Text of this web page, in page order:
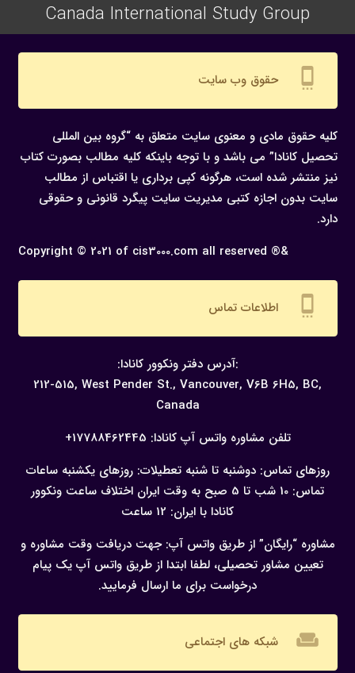
Canada International Study Group
settings_cell حقوق وب سایت
کلیه حقوق مادی و معنوی سایت متعلق به “گروه بین المللی
تحصیل کانادا” می باشد و با توجه باینکه کلیه مطالب بصورت کتاب
نیز منتشر شده است، هرگونه كپی برداری یا اقتباس از مطالب
سایت بدون اجازه كتبی مدیریت سایت پیگرد قانونی و حقوقی
دارد.
Copyright © 2021 of cis3000.com all reserved ®&
settings_cell اطلاعات تماس
:آدرس دفتر ونکوور کانادا:
212-515, West Pender St., Vancouver, V6B 6H5, BC,
Canada
تلفن مشاوره واتس آپ کانادا: 17788462445+
روزهای تماس: دوشنبه تا شنبه تعطیلات: روزهای یکشنبه ساعات
تماس: 10 شب تا 5 صبح به وقت ایران
اختلاف ساعت ونکوور
کانادا با ایران: 12 ساعت
مشاوره “رایگان” از طریق واتس آپ: جهت دریافت وقت مشاوره و
تعیین مشاور تحصیلی، لطفا ابتدا از طریق واتس آپ یک پیام
درخواست برای ما ارسال فرمایید.
weekend شبکه های اجتماعی